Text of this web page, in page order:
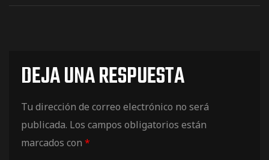
DEJA UNA RESPUESTA
Tu dirección de correo electrónico no será
publicada. Los campos obligatorios están
marcados con *